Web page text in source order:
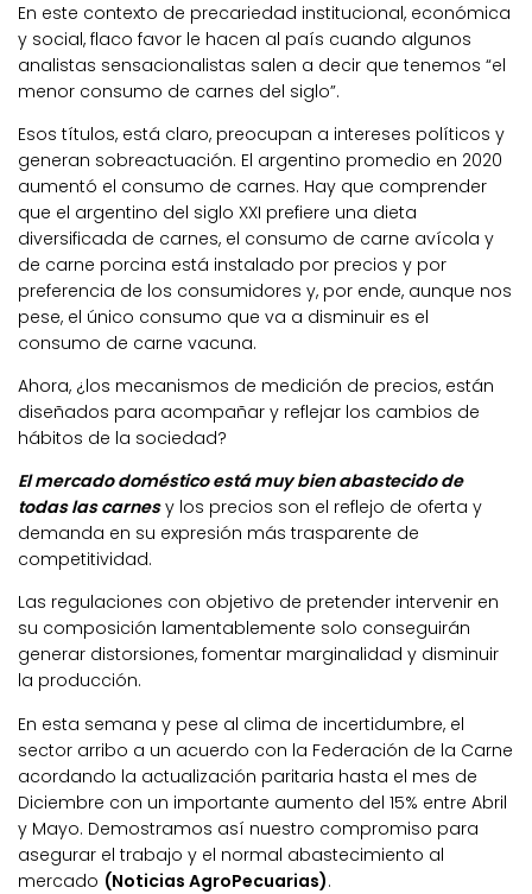
En este contexto de precariedad institucional, económica
y social, flaco favor le hacen al país cuando algunos
analistas sensacionalistas salen a decir que tenemos “el
menor consumo de carnes del siglo”.
Esos títulos, está claro, preocupan a intereses políticos y
generan sobreactuación. El argentino promedio en 2020
aumentó el consumo de carnes. Hay que comprender
que el argentino del siglo XXI prefiere una dieta
diversificada de carnes, el consumo de carne avícola y
de carne porcina está instalado por precios y por
preferencia de los consumidores y, por ende, aunque nos
pese, el único consumo que va a disminuir es el
consumo de carne vacuna.
Ahora, ¿los mecanismos de medición de precios, están
diseñados para acompañar y reflejar los cambios de
hábitos de la sociedad?
El mercado doméstico está muy bien abastecido de
todas las carnesy los precios son el reflejo de oferta y
demanda en su expresión más trasparente de
competitividad.
Las regulaciones con objetivo de pretender intervenir en
su composición lamentablemente solo conseguirán
generar distorsiones, fomentar marginalidad y disminuir
la producción.
En esta semana y pese al clima de incertidumbre, el
sector arribo a un acuerdo con la Federación de la Carne
acordando la actualización paritaria hasta el mes de
Diciembre con un importante aumento del 15% entre Abril
y Mayo. Demostramos así nuestro compromiso para
asegurar el trabajo y el normal abastecimiento al
mercado (Noticias AgroPecuarias).